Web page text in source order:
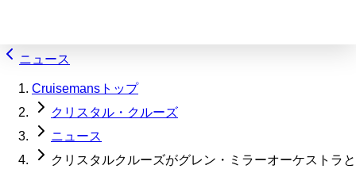
ニュース
Cruisemansトップ
クリスタル・クルーズ
ニュース
クリスタルクルーズがグレン・ミラーオーケストラと